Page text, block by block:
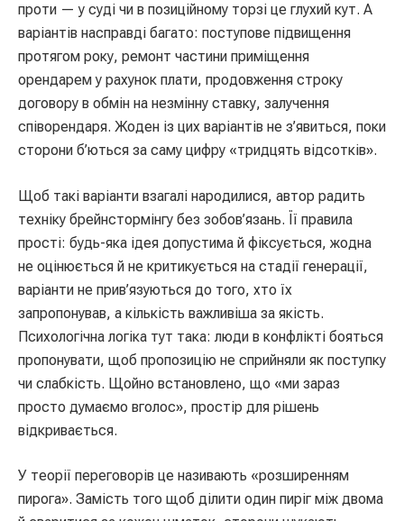
проти — у суді чи в позиційному торзі це глухий кут. А
варіантів насправді багато: поступове підвищення
протягом року, ремонт частини приміщення
орендарем у рахунок плати, продовження строку
договору в обмін на незмінну ставку, залучення
співорендаря. Жоден із цих варіантів не з’явиться, поки
сторони б’ються за саму цифру «тридцять відсотків».
Щоб такі варіанти взагалі народилися, автор радить
техніку брейнстормінгу без зобов’язань. Її правила
прості: будь-яка ідея допустима й фіксується, жодна
не оцінюється й не критикується на стадії генерації,
варіанти не прив’язуються до того, хто їх
запропонував, а кількість важливіша за якість.
Психологічна логіка тут така: люди в конфлікті бояться
пропонувати, щоб пропозицію не сприйняли як поступку
чи слабкість. Щойно встановлено, що «ми зараз
просто думаємо вголос», простір для рішень
відкривається.
У теорії переговорів це називають «розширенням
пирога». Замість того щоб ділити один пиріг між двома